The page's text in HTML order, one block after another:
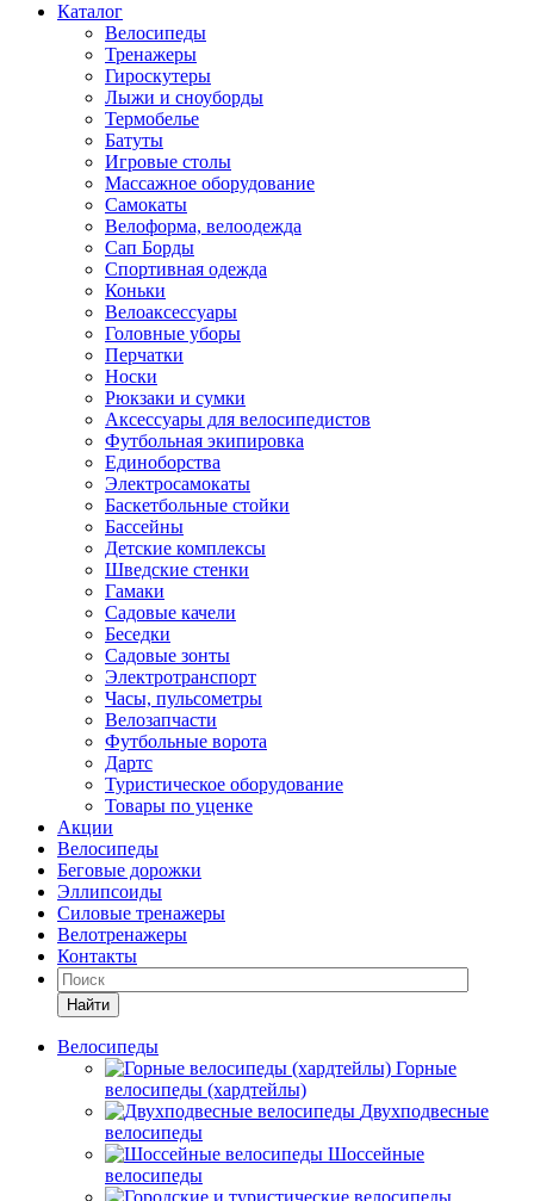
Каталог
Велосипеды
Тренажеры
Гироскутеры
Лыжи и сноуборды
Термобелье
Батуты
Игровые столы
Массажное оборудование
Самокаты
Велоформа, велоодежда
Сап Борды
Спортивная одежда
Коньки
Велоаксессуары
Головные уборы
Перчатки
Носки
Рюкзаки и сумки
Аксессуары для велосипедистов
Футбольная экипировка
Единоборства
Электросамокаты
Баскетбольные стойки
Бассейны
Детские комплексы
Шведские стенки
Гамаки
Садовые качели
Беседки
Садовые зонты
Электротранспорт
Часы, пульсометры
Велозапчасти
Футбольные ворота
Дартс
Туристическое оборудование
Товары по уценке
Акции
Велосипеды
Беговые дорожки
Эллипсоиды
Силовые тренажеры
Велотренажеры
Контакты
Найти
Велосипеды
Горные
велосипеды (хардтейлы)
Двухподвесные
велосипеды
Шоссейные
велосипеды